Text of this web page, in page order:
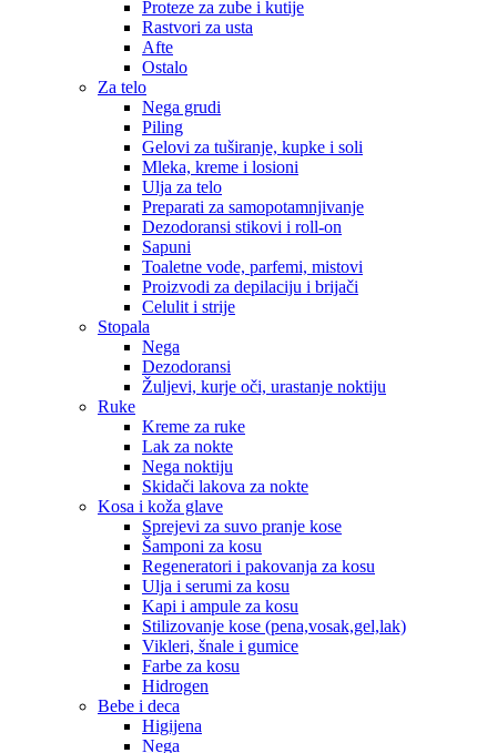
Proteze za zube i kutije
Rastvori za usta
Afte
Ostalo
Za telo
Nega grudi
Piling
Gelovi za tuširanje, kupke i soli
Mleka, kreme i losioni
Ulja za telo
Preparati za samopotamnjivanje
Dezodoransi stikovi i roll-on
Sapuni
Toaletne vode, parfemi, mistovi
Proizvodi za depilaciju i brijači
Celulit i strije
Stopala
Nega
Dezodoransi
Žuljevi, kurje oči, urastanje noktiju
Ruke
Kreme za ruke
Lak za nokte
Nega noktiju
Skidači lakova za nokte
Kosa i koža glave
Sprejevi za suvo pranje kose
Šamponi za kosu
Regeneratori i pakovanja za kosu
Ulja i serumi za kosu
Kapi i ampule za kosu
Stilizovanje kose (pena,vosak,gel,lak)
Vikleri, šnale i gumice
Farbe za kosu
Hidrogen
Bebe i deca
Higijena
Nega